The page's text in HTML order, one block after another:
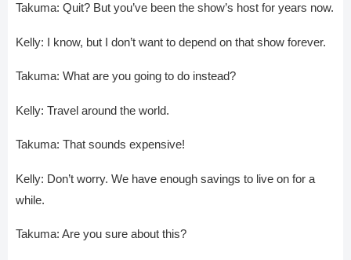
Takuma: Quit? But you’ve been the show’s host for years now.
Kelly: I know, but I don’t want to depend on that show forever.
Takuma: What are you going to do instead?
Kelly: Travel around the world.
Takuma: That sounds expensive!
Kelly: Don’t worry. We have enough savings to live on for a
while.
Takuma: Are you sure about this?